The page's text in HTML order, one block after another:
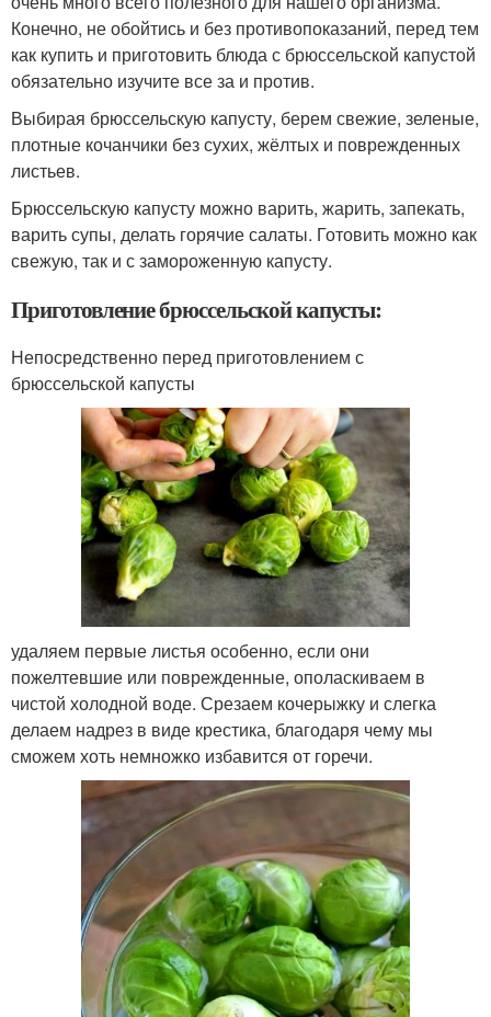
Конечно, не обойтись и без противопоказаний, перед тем
как купить и приготовить блюда с брюссельской капустой
обязательно изучите все за и против.
Выбирая брюссельскую капусту, берем свежие, зеленые,
плотные кочанчики без сухих, жёлтых и поврежденных
листьев.
Брюссельскую капусту можно варить, жарить, запекать,
варить супы, делать горячие салаты. Готовить можно как
свежую, так и с замороженную капусту.
Приготовление брюссельской капусты:
Непосредственно перед приготовлением с
брюссельской капусты
удаляем первые листья особенно, если они
пожелтевшие или поврежденные, ополаскиваем в
чистой холодной воде. Срезаем кочерыжку и слегка
делаем надрез в виде крестика, благодаря чему мы
сможем хоть немножко избавится от горечи.